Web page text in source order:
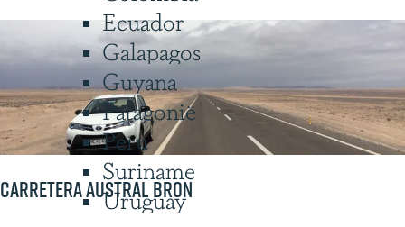
Ecuador
Galapagos
Guyana
Patagonië
Peru
Suriname
Uruguay
a
e
e
n
K
Carretera Austral Bron